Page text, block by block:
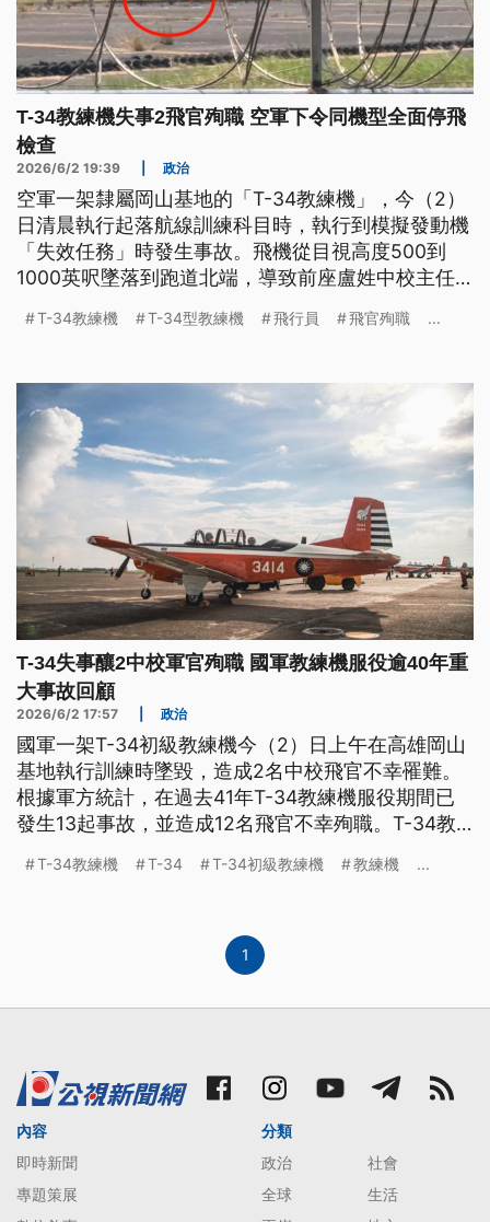
T-34教練機失事2飛官殉職 空軍下令同機型全面停飛
檢查
2026/6/2 19:39 政治
空軍一架隸屬岡山基地的「T-34教練機」，今（2）
日清晨執行起落航線訓練科目時，執行到模擬發動機
「失效任務」時發生事故。飛機從目視高度500到
1000英呎墜落到跑道北端，導致前座盧姓中校主任
行時數都超過2000小時，初步調查，兩人已經執行4
有求救呼叫，也沒有反映異常狀況，專案小組將徹查
原因。空軍已下令同機型飛機全面停飛檢查，總統賴
清德也要求空軍全力協助家屬妥善辦理喪葬撫卹事
宜。
T-34教練機 T-34型教練機 飛行員 飛官殉職 ...
T-34失事釀2中校軍官殉職 國軍教練機服役逾40年重
大事故回顧
2026/6/2 17:57 政治
國軍一架T-34初級教練機今（2）日上午在高雄岡山
基地執行訓練時墜毀，造成2名中校飛官不幸罹難。
根據軍方統計，在過去41年T-34教練機服役期間已
發生13起事故，並造成12名飛官不幸殉職。T-34教
T-34教練機 T-34 T-34初級教練機 教練機 ...
1
內容
即時新聞
專題策展
分類
政治
社會
全球
生活